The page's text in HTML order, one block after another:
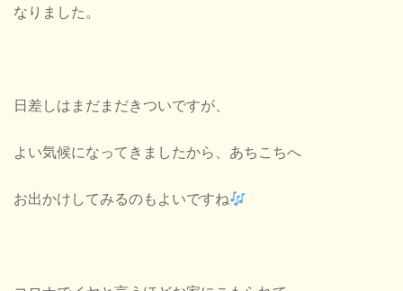
なりました。
日差しはまだまだきついですが、
よい気候になってきましたから、あちこちへ
お出かけしてみるのもよいですね